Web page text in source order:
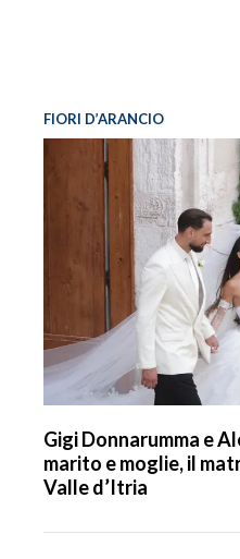
FIORI D’ARANCIO
Gigi Donnarumma e
marito e moglie, il
Valle d’Itria